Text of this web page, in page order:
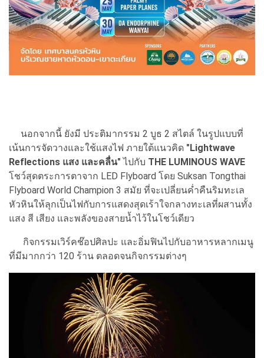
นอกจากนี้ ยังมี ประติมากรรม 2 บูธ 2 สไตล์ ในรูปแบบที่
เน้นการจัดวางและใช้แสงไฟ ภายใต้แนวคิด "Lightwave
Reflections แสง และคลื่น" ไปกับ THE LUMINOUS WAVE
โชว์สุดตระการตาจาก LED Flyboard โดย Suksan Tongthai
Flyboard World Champion 3 สมัย ที่จะเปลี่ยนค่ำคืนริมทะเล
หัวหินให้ลุกเป็นไฟกับการแสดงสุดเร้าใจกลางทะเลที่ผสานทั้ง
แสง สี เสียง และพลังของสายน้ำไว้ในโชว์เดียว
กิจกรรมเวิร์คช๊อปศิลปะ และอิ่มฟินไปกับอาหารหลากเมนู
ที่มีมากกว่า 120 ร้าน ตลอดจนกิจกรรมต่างๆ